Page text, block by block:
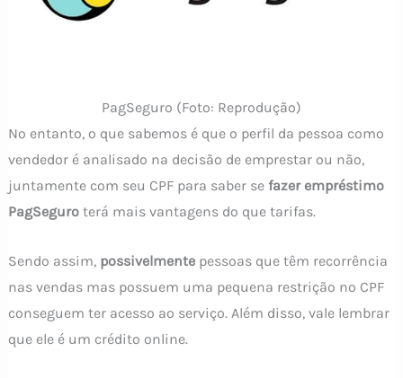
PagSeguro (Foto: Reprodução)
No entanto, o que sabemos é que o perfil da pessoa como
vendedor é analisado na decisão de emprestar ou não,
juntamente com seu CPF para saber se fazer empréstimo
PagSeguroterá mais vantagens do que tarifas.
Sendo assim, possivelmentepessoas que têm recorrência
nas vendas mas possuem uma pequena restrição no CPF
conseguem ter acesso ao serviço. Além disso, vale lembrar
que ele é um crédito online.